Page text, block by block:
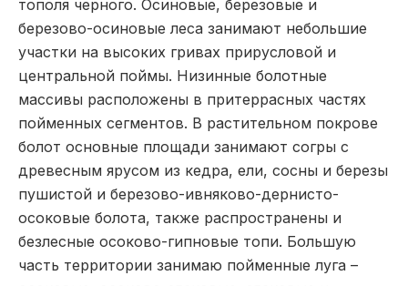
тополя черного. Осиновые, березовые и
березово-осиновые леса занимают небольшие
участки на высоких гривах прирусловой и
центральной поймы. Низинные болотные
массивы расположены в притеррасных частях
пойменных сегментов. В растительном покрове
болот основные площади занимают согры с
древесным ярусом из кедра, ели, сосны и березы
пушистой и березово-ивняково-дернисто-
осоковые болота, также распространены и
безлесные осоково-гипновые топи. Большую
часть территории занимаю пойменные луга –